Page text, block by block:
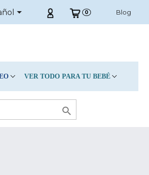
 0 Blog
VER TODO PARA TU BEBÉ
